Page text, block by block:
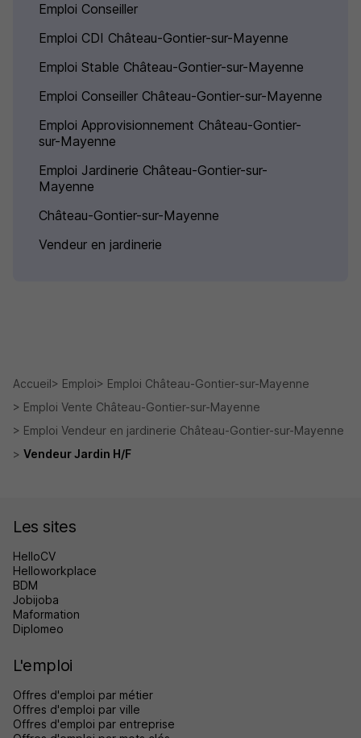
Emploi Conseiller
Emploi CDI Château-Gontier-sur-Mayenne
Emploi Stable Château-Gontier-sur-Mayenne
Emploi Conseiller Château-Gontier-sur-Mayenne
Emploi Approvisionnement Château-Gontier-
sur-Mayenne
Emploi Jardinerie Château-Gontier-sur-
Mayenne
Château-Gontier-sur-Mayenne
Vendeur en jardinerie
Accueil Emploi
Emploi Château-Gontier-sur-Mayenne
Emploi Vente Château-Gontier-sur-Mayenne
Emploi Vendeur en jardinerie Château-Gontier-sur-Mayenne
Vendeur Jardin H/F
Les sites
HelloCV
Helloworkplace
BDM
Jobijoba
Maformation
Diplomeo
L'emploi
Offres d'emploi par métier
Offres d'emploi par ville
Offres d'emploi par entreprise